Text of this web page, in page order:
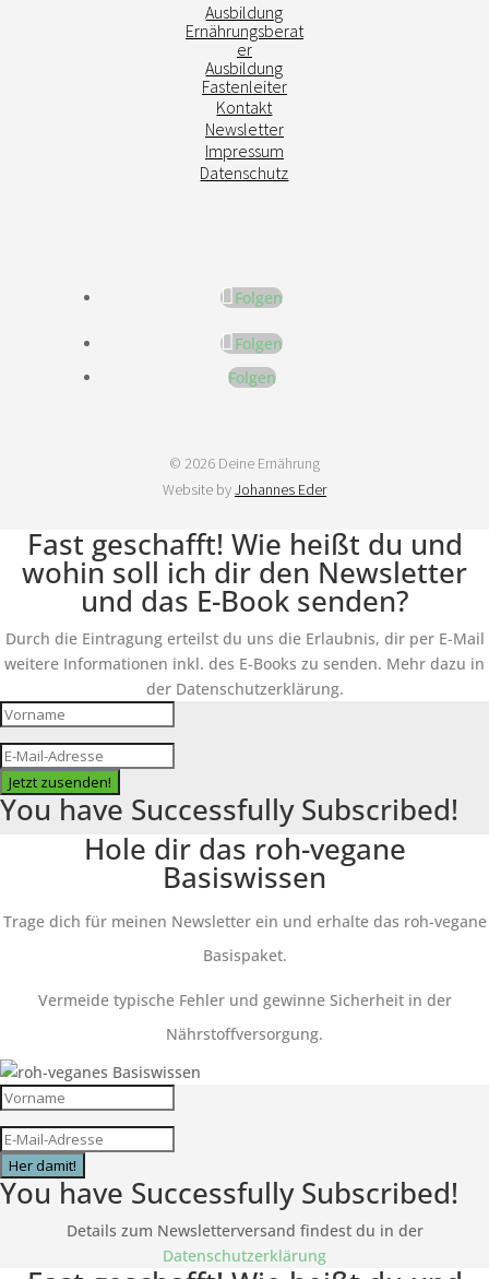
Ausbildung
Ernährungsberat
er
Ausbildung
Fastenleiter
Kontakt
Newsletter
Impressum
Datenschutz
Folgen
Folgen
Folgen
© 2026 Deine Ernährung
Website byJohannes Eder
Fast geschafft! Wie heißt du und
wohin soll ich dir den Newsletter
und das E-Book senden?
Durch die Eintragung erteilst du uns die Erlaubnis, dir per E-Mail
weitere Informationen inkl. des E-Books zu senden. Mehr dazu in
der Datenschutzerklärung.
Jetzt zusenden!
You have Successfully Subscribed!
Hole dir das roh-vegane
Basiswissen
Trage dich für meinen Newsletter ein und erhalte das roh-vegane
Basispaket.
Vermeide typische Fehler und gewinne Sicherheit in der
Nährstoffversorgung.
Her damit!
You have Successfully Subscribed!
Details zum Newsletterversand findest du in der
Datenschutzerklärung